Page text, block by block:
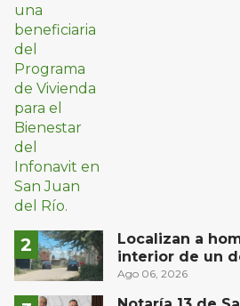
Localizan a
interior de un
comunidad El
Ago 06, 2026